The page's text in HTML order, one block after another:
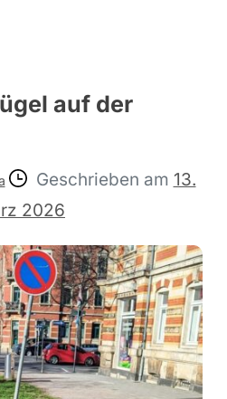
auf der
Geschrieben am 13.
2026